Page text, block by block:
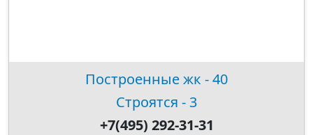
Построенные жк - 40
Строятся - 3
+7(495) 292-31-31